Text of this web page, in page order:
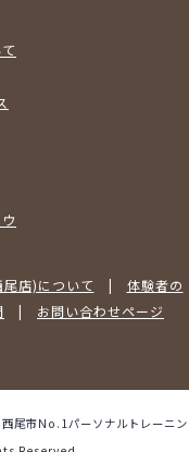
尾店)について | 体験者の
| お問い合わせページ
市No.1パーソナルトレーニン